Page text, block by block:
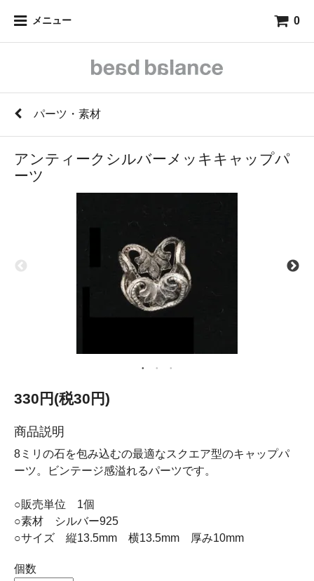
メニュー 0
パーツ・素材
アンティークシルバーメッキキャップパ
ーツ
330円(税30円)
商品説明
8ミリの石を包み込むの最適なスクエア型のキャップパ
ーツ。ビンテージ感溢れるパーツです。
○販売単位 1個
○素材 シルバー925
○サイズ 縦13.5mm 横13.5mm 厚み10mm
個数